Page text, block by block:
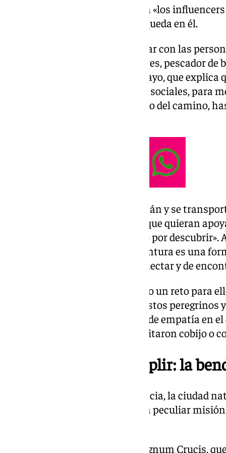
con el objetivo de convertirse en «los
bondad y el altruismo que aún queda en él.
«En este viaje queremos conectar con las
Jesús. Él era pescador de hombres, pescador
un influencer del bien», dice Pelayo, que
su día a día a través de las redes sociales,
la gente tenga con ellos a lo largo del camino,
De esta forma, comerán, dormirán y se
generosidad de otras personas que quieran
al que han llamado «Un camino por descubrir».
detallan que para ellos esta aventura es una
frenético del sistema, de desconectar y de
Pese a que esta iniciativa es todo un reto para
emprenden una aventura así. Estos peregrinos
misma forma, en un viaje lleno de empatía en
recibieron un ‘no’ cuando necesitaron cobijo o
Una misión que cumplir: la
Aunque su destino final es Venecia, la ciudad
donde deberán llevar a cabo una peculiar
«Somos cofrades de honor de Lignum Crucis,